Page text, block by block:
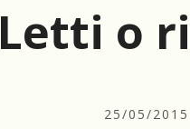
Letti o
25/05/2015